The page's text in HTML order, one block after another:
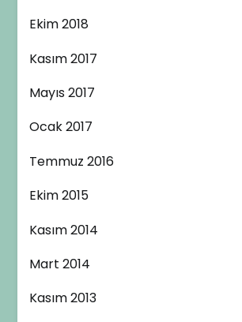
Ekim 2018
Kasım 2017
Mayıs 2017
Ocak 2017
Temmuz 2016
Ekim 2015
Kasım 2014
Mart 2014
Kasım 2013